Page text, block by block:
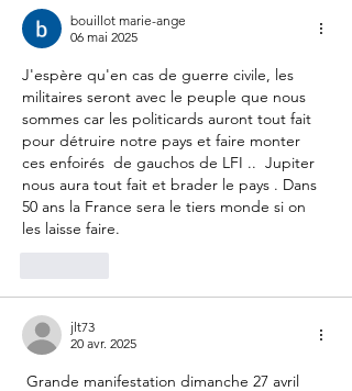
bouillot marie-ange
06 mai 2025
J'espère qu'en cas de guerre civile, les
militaires seront avec le peuple que nous
sommes car les politicards auront tout fait
pour détruire notre pays et faire monter
ces enfoirés  de gauchos de LFI ..  Jupiter
nous aura tout fait et brader le pays . Dans
50 ans la France sera le tiers monde si on
les laisse faire.
jlt73
20 avr. 2025